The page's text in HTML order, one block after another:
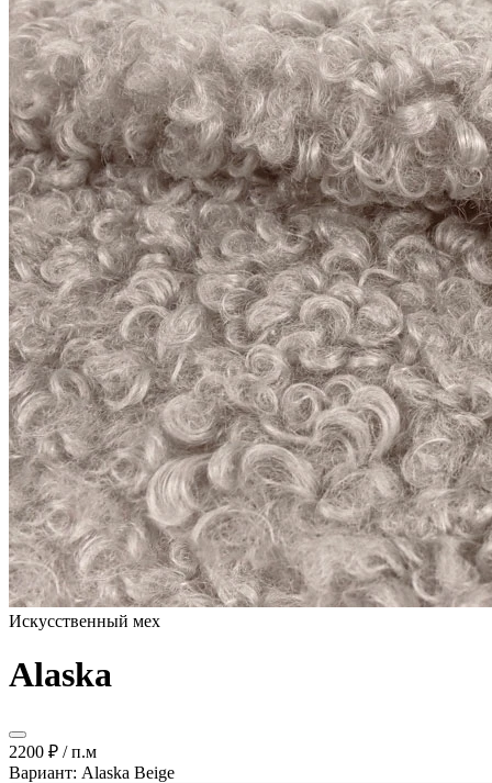
Искусственный мех
Alaska
2200 ₽ / п.м
Вариант: Alaska Beige